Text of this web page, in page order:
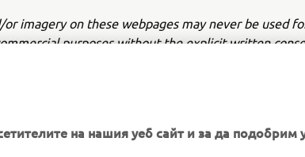
imagery on these webpages may never be used
purposes without the explicit written
and obey all local road laws.
на нашия уеб сайт и за да подобрим